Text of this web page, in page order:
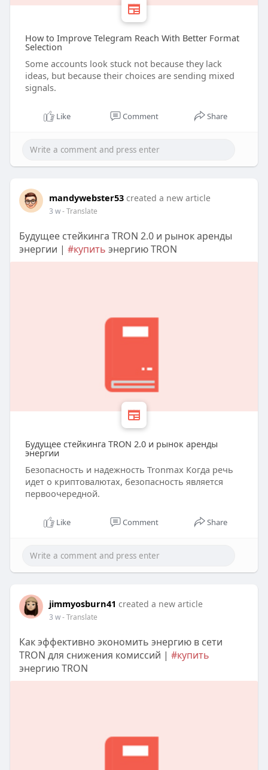
How to Improve Telegram Reach With Better Format
Selection
Some accounts look stuck not because they lack
ideas, but because their choices are sending mixed
signals.
Like Comment Share
mandywebster53 created a new article
3 w- Translate
Будущее стейкинга TRON 2.0 и рынок аренды
энергии | #купить энергию TRON
Будущее стейкинга TRON 2.0 и рынок аренды
энергии
Безопасность и надежность Tronmax Когда речь
идет о криптовалютах, безопасность является
первоочередной.
Like Comment Share
jimmyosburn41 created a new article
3 w- Translate
Как эффективно экономить энергию в сети
TRON для снижения комиссий | #купить
энергию TRON